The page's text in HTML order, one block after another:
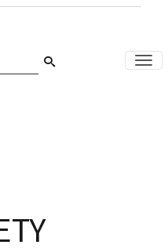
ナ